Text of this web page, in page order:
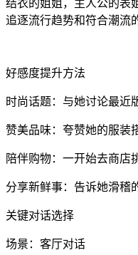
结衣的姐姐，主人公的表
追逐流行趋势和符合潮流
好感度提升方法
时尚话题：与她讨论最近
赞美品味：夸赞她的服装
陪伴购物：一开始去商店
分享新鲜事：告诉她滑稽
关键对话选择
场景：客厅对话